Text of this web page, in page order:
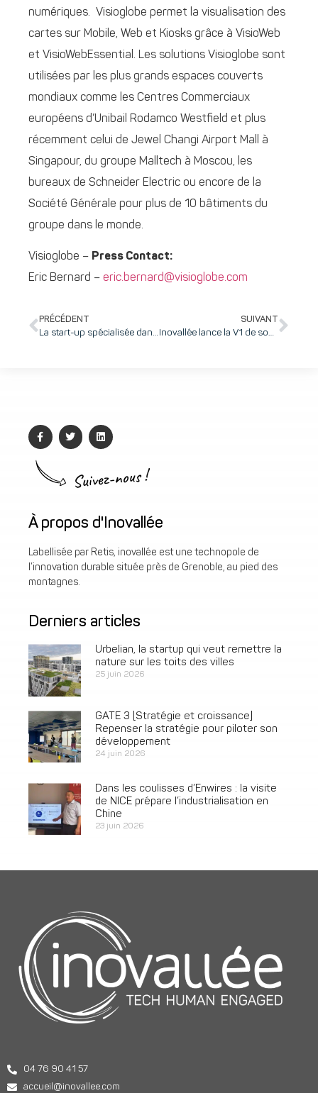
numériques. Visioglobe permet la visualisation des
cartes sur Mobile, Web et Kiosks grâce à VisioWeb
et VisioWebEssential. Les solutions Visioglobe sont
utilisées par les plus grands espaces couverts
mondiaux comme les Centres Commerciaux
européens d’Unibail Rodamco Westfield et plus
récemment celui de Jewel Changi Airport Mall à
Singapour, du groupe Malltech à Moscou, les
bureaux de Schneider Electric ou encore de la
Société Générale pour plus de 10 bâtiments du
groupe dans le monde.
Visioglobe – Press Contact:
Eric Bernard – eric.bernard@visioglobe.com
PRÉCÉDENT
La start-up spécialisée dans le domaine de la nanomédecine pour la radiothérapie des cancers, NH TherAguix, réalise une levée de fonds de 13 millions d’euros
SUIVANT
Inovallée lance la V1 de son appli myino dans le cadre d’une expérimentation technologique internationale Europe Japon unique (BigClouT) copilotée par Grenoble Alpes Métropole et le CEA
Suivez-nous !
À propos d'Inovallée
Labellisée par Retis, inovallée est une technopole de
l’innovation durable située près de Grenoble, au pied des
montagnes.
Derniers articles
Urbelian, la startup qui veut remettre la
nature sur les toits des villes
25 juin 2026
GATE 3 [Stratégie et croissance]
Repenser la stratégie pour piloter son
développement
24 juin 2026
Dans les coulisses d’Enwires : la visite
de NICE prépare l’industrialisation en
Chine
23 juin 2026
04 76 90 41 57
accueil@inovallee.com